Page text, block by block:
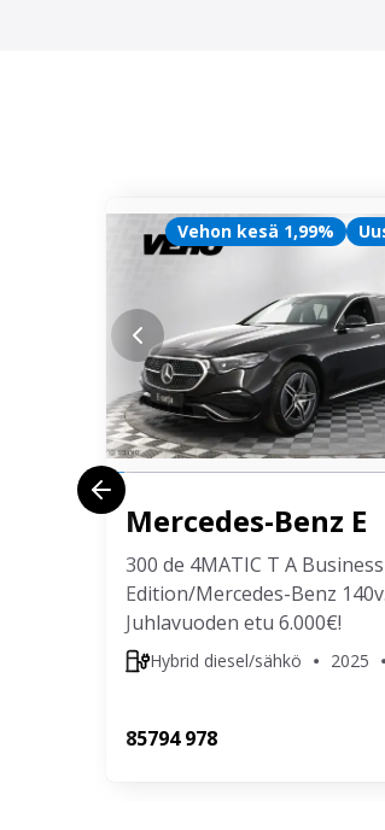
Vehon kesä 1,99%
Mercedes-Benz E
300 de 4MATIC T A Business
Edition/Mercedes-Benz 140v.
Juhlavuoden etu 6.000€!
Hybrid diesel/sähkö 2025
85794 978